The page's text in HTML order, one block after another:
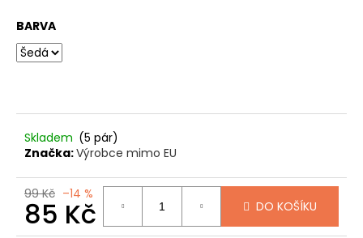
5
hvězdiček.
BARVA
Skladem (5 pár)
Značka:Výrobce mimo EU
99 Kč –14 %
85 Kč
Měrná
DO KOŠÍKU
D
o
o
u